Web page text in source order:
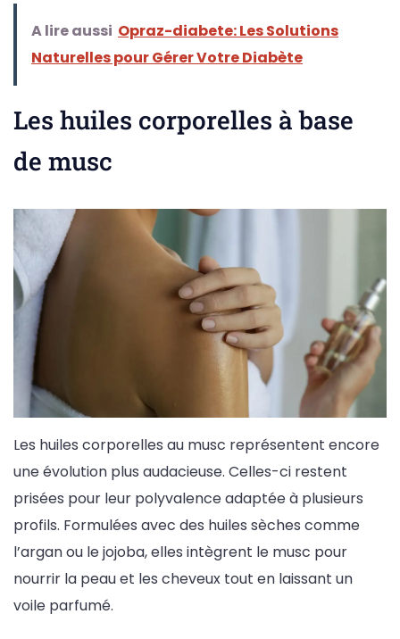
A lire aussi Opraz-diabete: Les Solutions
Naturelles pour Gérer Votre Diabète
Les huiles corporelles à base
de musc
Les huiles corporelles au musc représentent encore
une évolution plus audacieuse. Celles-ci restent
prisées pour leur polyvalence adaptée à plusieurs
profils. Formulées avec des huiles sèches comme
l’argan ou le jojoba, elles intègrent le musc pour
nourrir la peau et les cheveux tout en laissant un
voile parfumé.